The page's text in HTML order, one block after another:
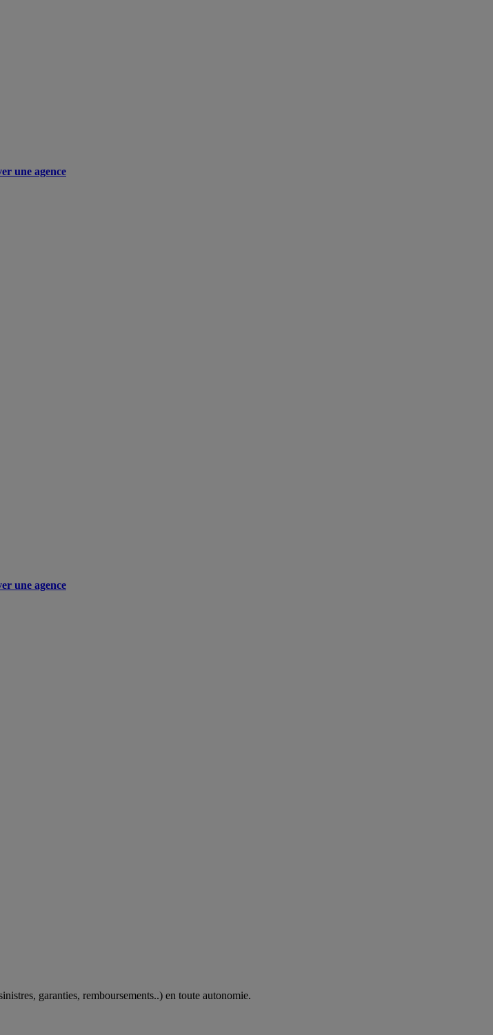
une agence
une agence
garanties, remboursements..) en toute autonomie.